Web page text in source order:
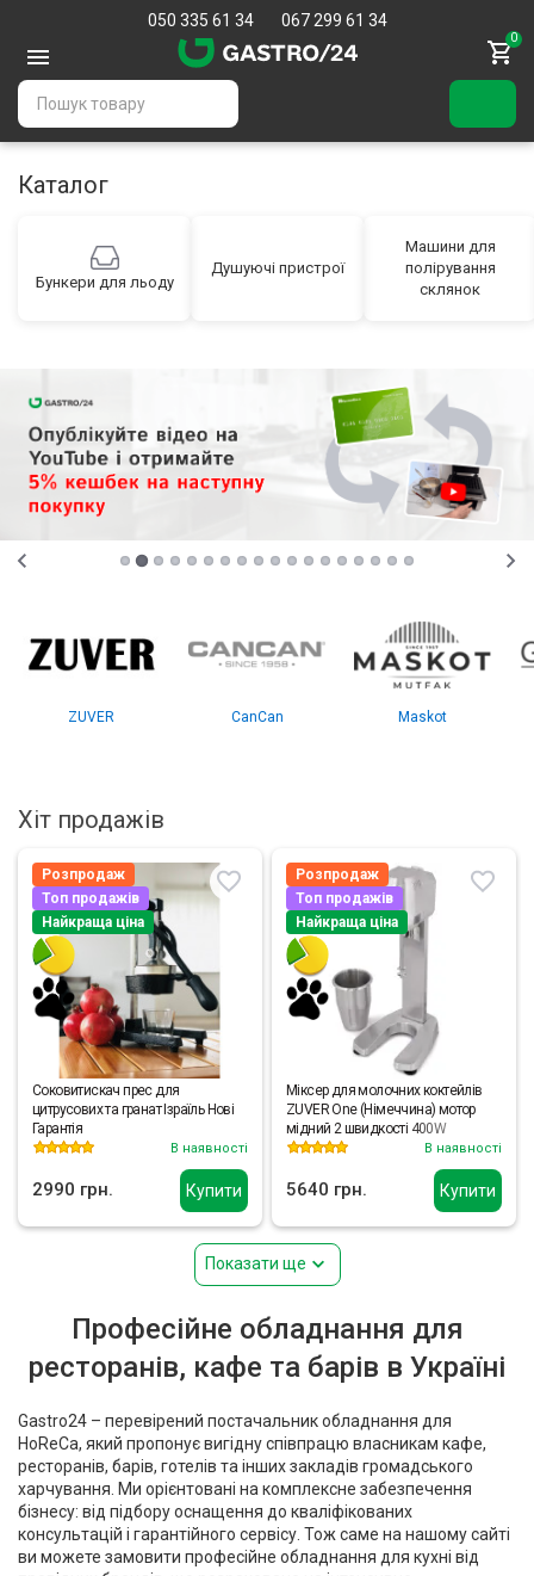
050 335 61 34 067 299 61 34
0
Каталог
Бункери для льоду
Душуючі пристрої
Машини для
полірування
склянок
ZUVER CanCan Maskot
Хіт продажів
Купити
Розпродаж
Топ продажів
Найкраща ціна
Соковитискач прес для
цитрусових та гранат Ізраїль Нові
Гарантія
В наявності
2990 грн. Купити
Розпродаж
Топ продажів
Найкраща ціна
Міксер для молочних коктейлів
ZUVER One (Німеччина) мотор
мідний 2 швидкості 400W
В наявності
5640 грн.
Показати ще
Професійне обладнання для
ресторанів, кафе та барів в Україні
Gastro24 – перевірений постачальник обладнання для
HoReCa, який пропонує вигідну співпрацю власникам кафе,
ресторанів, барів, готелів та інших закладів громадського
харчування. Ми орієнтовані на комплексне забезпечення
бізнесу: від підбору оснащення до кваліфікованих
консультацій і гарантійного сервісу. Тож саме на нашому сайті
ви можете замовити професійне обладнання для кухні від